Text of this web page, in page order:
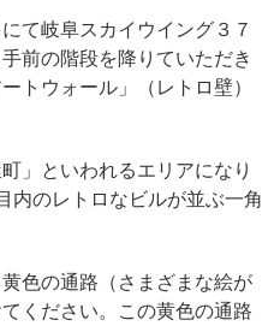
て岐阜スカイウイング３７
前の階段を降りていただき
トウォール」（レトロ壁）
」といわれるエリアになり
内のレトロなビルが並ぶ一角
色の通路（さまざまな絵が
ください。この黄色の通路